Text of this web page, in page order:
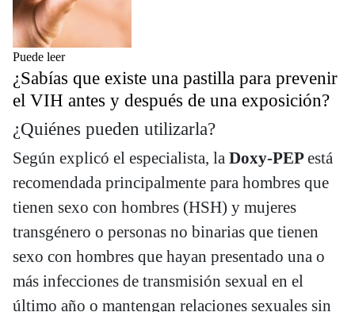
Puede leer
¿Sabías que existe una pastilla para prevenir
el VIH antes y después de una exposición?
¿Quiénes pueden utilizarla?
Según explicó el especialista, la Doxy-PEPestá
recomendada principalmente para hombres que
tienen sexo con hombres (HSH) y mujeres
transgénero o personas no binarias que tienen
sexo con hombres que hayan presentado una o
más infecciones de transmisión sexual en el
último año o mantengan relaciones sexuales sin